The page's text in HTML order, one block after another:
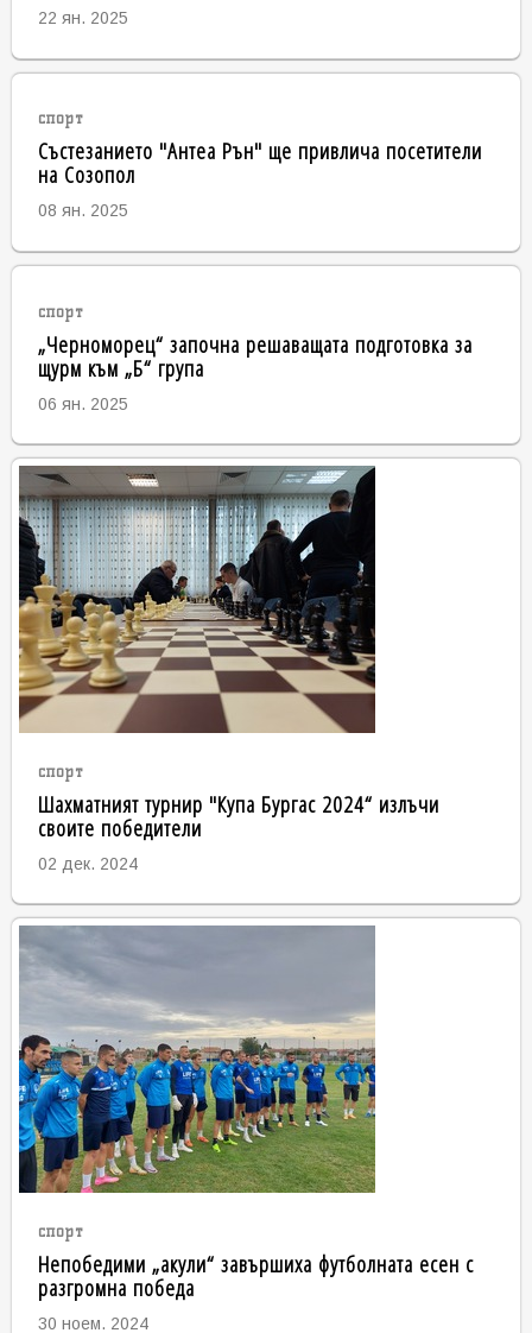
22 ян. 2025
спорт
Състезанието "Антеа Рън" ще привлича посетители
на Созопол
08 ян. 2025
спорт
„Черноморец“ започна решаващата подготовка за
щурм към „Б“ група
06 ян. 2025
спорт
Шахматният турнир "Купа Бургас 2024“ излъчи
своите победители
02 дек. 2024
спорт
Непобедими „акули“ завършиха футболната есен с
разгромна победа
30 ноем. 2024